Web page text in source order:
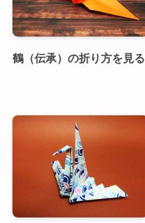
鶴（伝承）の折り方を見る